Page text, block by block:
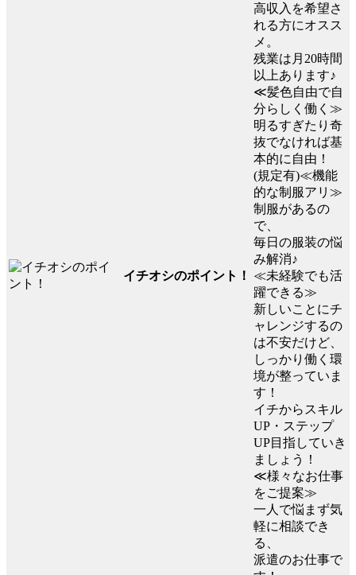
イチオシのポイント！
高収入を希望さ
れる方にオスス
メ。
残業は月20時間
以上あります♪
≪髪色自由で自
分らしく働く≫
明るすぎたり奇
抜でなければ基
本的に自由！
(規定有)≪機能
的な制服アリ≫
制服があるの
で、
毎日の服装の悩
み解消♪
≪未経験でも活
躍できる≫
新しいことにチ
ャレンジするの
は不安だけど、
しっかり働く環
境が整っていま
す！
イチからスキル
UP・ステップ
UP目指していき
ましょう！
≪様々なお仕事
をご提案≫
一人で悩まず気
軽に相談でき
る、
派遣のお仕事で